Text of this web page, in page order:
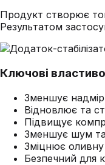
Продукт створює
Результатом
Ключові
Зменшує
Відновлює та
Підвищує
Зменшує шум та
Зміцнює
Безпечний для